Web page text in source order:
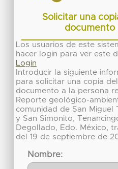
Solicitar una
documento
Los usuarios de este
hacer login para ver este
Login
Introducir la siguiente
para solicitar una copia del
documento a la persona
Reporte geológico-
comunidad de San Miguel
y San Simonito,
Degollado, Edo. México,
del 19 de septiembre de
Nombre: